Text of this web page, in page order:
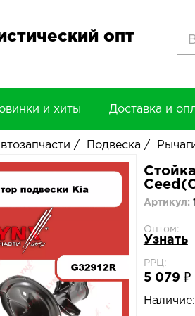
опт
и хиты Доставка и
/ Подвеска /
Артикул:
Оптом:
Узнать
РРЦ:
5 079 ₽
Наличие: